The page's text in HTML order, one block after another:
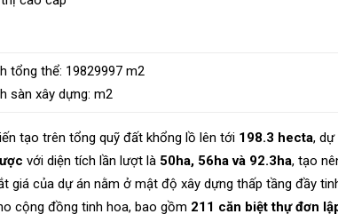
tổng thể: 19829997m2
sàn xây dựng: m2
tạo trên tổng quỹ đất khổng lồ lên tới 198.3 hecta, dự
với diện tích lần lượt là 50ha, 56ha và 92.3ha, tạo
giá của dự án nằm ở mật độ xây dựng thấp tầng đầy
cộng đồng tinh hoa, bao gồm 211 căn biệt thự đơn